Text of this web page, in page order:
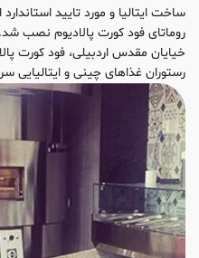
ساخت ایتالیا و مورد تایید
روماتای فود کورت پالادیوم نصب شد.
رستوران غذاهای چینی و ایتالیایی